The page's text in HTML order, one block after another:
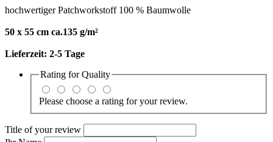
hochwertiger Patchworkstoff 100 % Baumwolle
50 x 55 cm ca.135 g/m²
Lieferzeit: 2-5 Tage
Rating forQuality
Please choose a rating for your review.
Title of your review